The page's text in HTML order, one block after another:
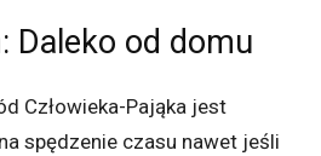
Daleko od domu
Człowieka-Pająka jest
spędzenie czasu nawet jeśli